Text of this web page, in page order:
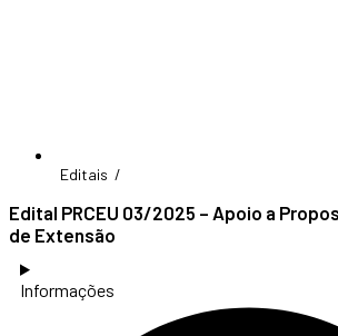
Editais /
Edital PRCEU 03/2025 – Apoio a
de Extensão
Informações